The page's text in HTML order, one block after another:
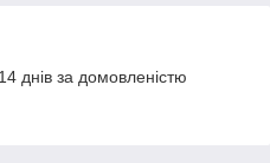
днів за домовленістю